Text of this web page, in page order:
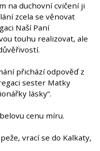
na duchovní cvičení ji
zcela se věnovat
Naší Paní
touhu realizovat, ale
přichází odpověď z
sester Matky
lásky“.
cenu míru.
vrací se do Kalkaty,